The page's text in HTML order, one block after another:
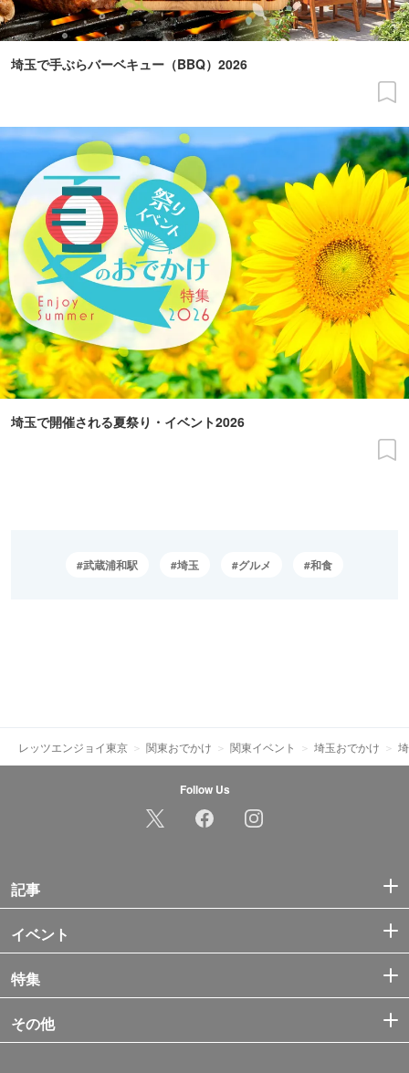
埼玉で手ぶらバーベキュー（BBQ）2026
埼玉で開催される夏祭り・イベント2026
武蔵浦和駅 埼玉 グルメ 和食
レッツエンジョイ東京 関東おでかけ 関東イベント 埼玉おでかけ
Follow Us
記事
イベント
特集
その他